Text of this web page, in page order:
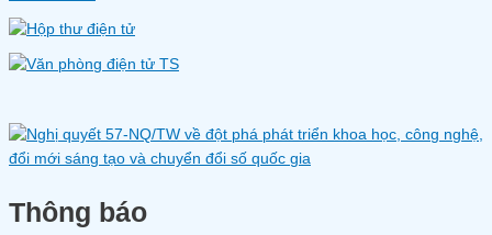
Thông báo